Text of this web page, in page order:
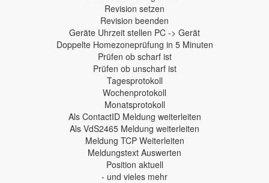
Revision setzen
Revision beenden
Geräte Uhrzeit stellen PC -> Gerät
Doppelte Homezoneprüfung in 5 Minuten
Prüfen ob scharf ist
Prüfen ob unscharf ist
Tagesprotokoll
Wochenprotokoll
Monatsprotokoll
Als ContactID Meldung weiterleiten
Als VdS2465 Meldung weiterleiten
Meldung TCP Weiterleiten
Meldungstext Auswerten
Position aktuell
- und vieles mehr